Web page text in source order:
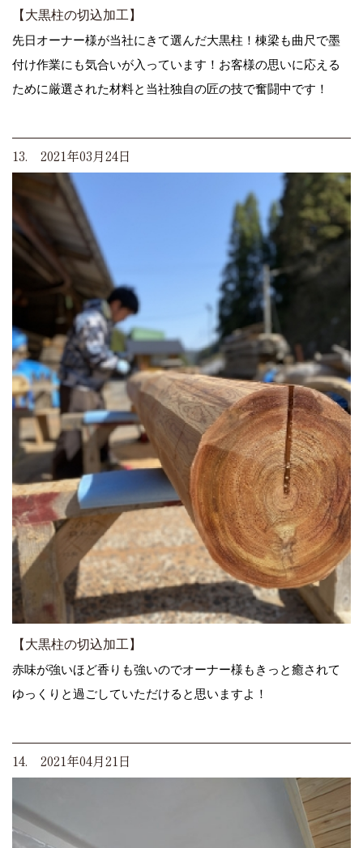
【大黒柱の切込加工】
先日オーナー様が当社にきて選んだ大黒柱！棟梁も曲尺で墨
付け作業にも気合いが入っています！お客様の思いに応える
ために厳選された材料と当社独自の匠の技で奮闘中です！
13. 2021年03月24日
【大黒柱の切込加工】
赤味が強いほど香りも強いのでオーナー様もきっと癒されて
ゆっくりと過ごしていただけると思いますよ！
14. 2021年04月21日